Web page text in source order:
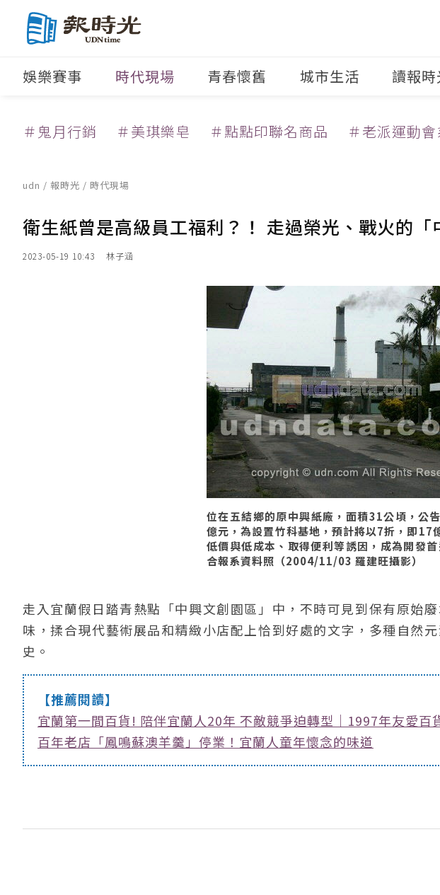
娛樂賽事 時代現場 青春懷舊 城市生活 讀報時
＃鬼月行銷 ＃美琪樂皂 ＃點點印聯名商品 ＃老派運動會
udn / 報時光 / 時代現場
衛生紙曾是高級員工福利？！ 走過榮光、戰火的「
2023-05-19 10:43 林子涵
位在五結鄉的原中興紙廠，面積31公頃，公
億元，為設置竹科基地，預計將以7折，即17
低價與低成本、取得便利等誘因，成為開發
合報系資料照（2004/11/03 羅建旺攝影）
走入宜蘭假日踏青熱點「中興文創園區」中，不時可見到保有原始
味，揉合現代藝術展品和精緻小店配上恰到好處的文字，多種自然
史。
【推薦閱讀】
宜蘭第一間百貨! 陪伴宜蘭人20年 不敵競爭迫轉型｜1997年友愛百
百年老店「鳳鳴蘇澳羊羹」停業！宜蘭人童年懷念的味道